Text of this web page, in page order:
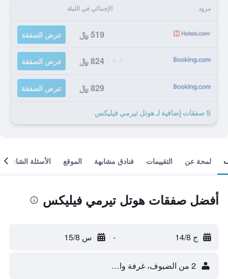
مزود الإجمالي في الليلة
519 ﷼ عرض الصفقة
824 ﷼ عرض الصفقة
829 ﷼ عرض الصفقة
5 صفقات إضافية لـ هوتل تيرمي فيليكس
لمحة عن التقييمات فنادق مشابهة الموقع الأسئلة الشائعة
أفضل صفقات هوتل تيرمي فيليكس
ج 14/8 - س 15/8
2 من الضيوف، غرفة واحدة